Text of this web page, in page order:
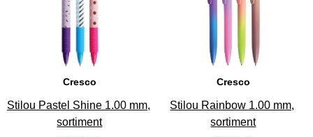
23
Cresco
Stilou Pastel Shine 1.00 mm,
sortiment
24
Cresco
Stilou Rainbow 1.00 mm,
sortiment